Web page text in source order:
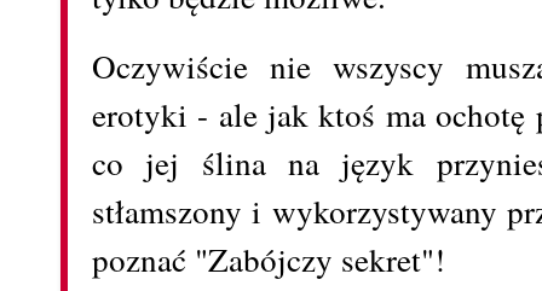
Oczywiście nie wszyscy
erotyki - ale jak ktoś ma
co jej ślina na język
stłamszony i wykorzystywany
poznać "Zabójczy sekret"!